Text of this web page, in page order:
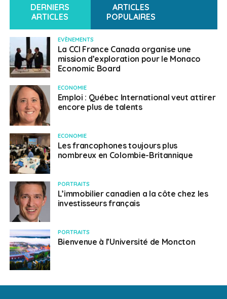
DERNIERS
ARTICLES
ARTICLES
POPULAIRES
EVÈNEMENTS
La CCI France Canada organise une
mission d’exploration pour le Monaco
Economic Board
ECONOMIE
Emploi : Québec International veut attirer
encore plus de talents
ECONOMIE
Les francophones toujours plus
nombreux en Colombie-Britannique
PORTRAITS
L’immobilier canadien a la côte chez les
investisseurs français
PORTRAITS
Bienvenue à l’Université de Moncton